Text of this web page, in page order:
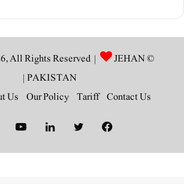
© Copyright 2026, All Rights Reserved |
JEHAN
PAKISTAN
|
Contact Us
Tariff
Our Policy
Us
Facebook
Twitter
LinkedIn